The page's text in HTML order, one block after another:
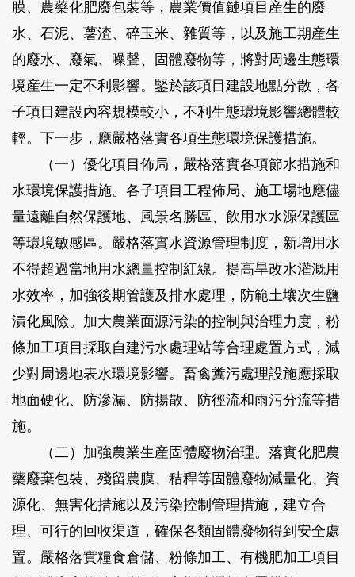
膜、農藥化肥廢包裝等，農業價值鏈項目産生的廢
水、石泥、薯渣、碎玉米、雜質等，以及施工期産生
的廢水、廢氣、噪聲、固體廢物等，將對周邊生態環
境産生一定不利影響。鋻於該項目建設地點分散，各
子項目建設內容規模較小，不利生態環境影響總體較
輕。下一步，應嚴格落實各項生態環境保護措施。
（一）優化項目佈局，嚴格落實各項節水措施和
水環境保護措施。各子項目工程佈局、施工場地應儘
量遠離自然保護地、風景名勝區、飲用水水源保護區
等環境敏感區。嚴格落實水資源管理制度，新增用水
不得超過當地用水總量控制紅線。提高旱改水灌溉用
水效率，加強後期管護及排水處理，防範土壤次生鹽
漬化風險。加大農業面源污染的控制與治理力度，粉
條加工項目採取自建污水處理站等合理處置方式，減
少對周邊地表水環境影響。畜禽糞污處理設施應採取
地面硬化、防滲漏、防揚散、防徑流和雨污分流等措
施。
（二）加強農業生産固體廢物治理。落實化肥農
藥廢棄包裝、殘留農膜、秸稈等固體廢物減量化、資
源化、無害化措施以及污染控制管理措施，建立合
理、可行的回收渠道，確保各類固體廢物得到安全處
置。嚴格落實糧食倉儲、粉條加工、有機肥加工項目